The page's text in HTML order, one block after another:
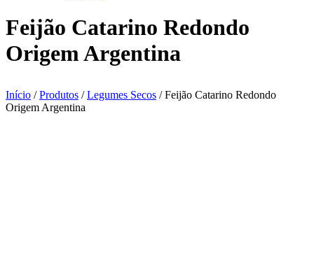
Feijão Catarino Redondo
Origem Argentina
Início /Produtos /Legumes Secos / Feijão Catarino Redondo
Origem Argentina